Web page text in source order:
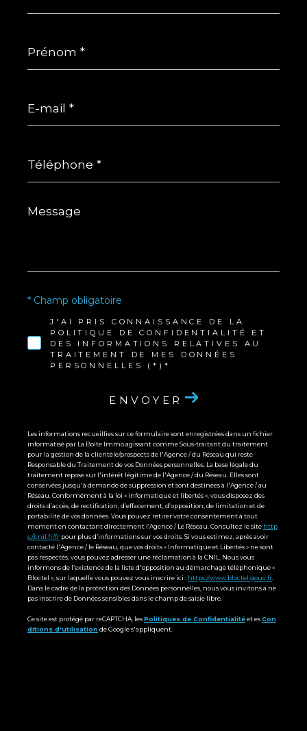
*
mail
*
*
Message
*
J'AI PRIS CONNAISSANCE DE LA
POLITIQUE DE CONFIDENTIALITÉ ET
DES INFORMATIONS RELATIVES AU
TRAITEMENT DE MES DONNÉES
PERSONNELLES (*)*
* Champ obligatoire
ENVOYER
Les informations recueillies sur ce formulaire sont enregistrées dans un fichier
informatisé par La Boite Immo agissant comme Sous-traitant du traitement
pour la gestion de la clientèle/prospects de l'Agence / du Réseau qui reste
Responsable du Traitement de vos Données personnelles. La base légale du
traitement repose sur l'intérêt légitime de l'Agence / du Réseau. Elles sont
conservées jusqu'à demande de suppression et sont destinées à l'Agence / au
Réseau. Conformément à la loi « informatique et libertés », vous disposez des
droits d’accès, de rectification, d’effacement, d’opposition, de limitation et de
portabilité de vos données. Vous pouvez retirer votre consentement à tout
moment en contactant directement l’Agence / Le Réseau. Consultez le site http
s://cnil.fr/fr pour plus d’informations sur vos droits. Si vous estimez, après avoir
contacté l'Agence / le Réseau, que vos droits « Informatique et Libertés » ne sont
pas respectés, vous pouvez adresser une réclamation à la CNIL. Nous vous
informons de l’existence de la liste d'opposition au démarchage téléphonique «
Bloctel », sur laquelle vous pouvez vous inscrire ici : https://www.bloctel.gouv.fr
Dans le cadre de la protection des Données personnelles, nous vous invitons à ne
pas inscrire de Données sensibles dans le champ de saisie libre.
Ce site est protégé par reCAPTCHA, lesPolitiques de Confidentialitéet esCon
ditions d'utilisationde Google s'appliquent.